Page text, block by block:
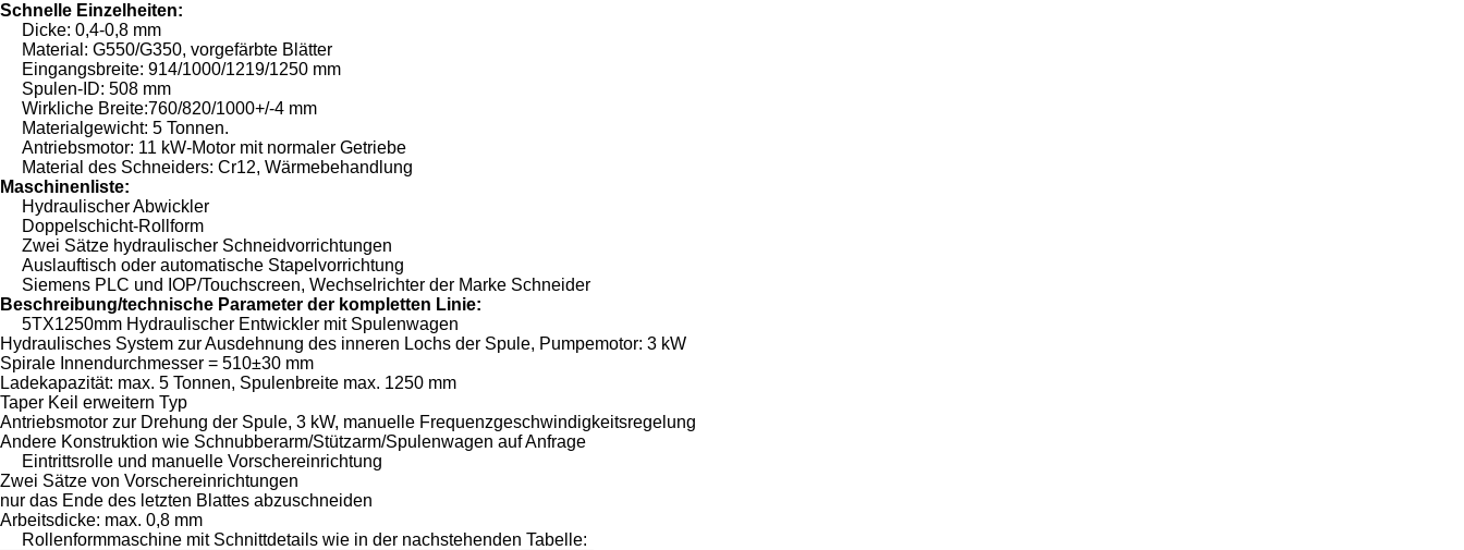
Schnelle Einzelheiten:
Dicke: 0,4-0,8 mm
Material: G550/G350, vorgefärbte Blätter
Eingangsbreite: 914/1000/1219/1250 mm
Spulen-ID: 508 mm
Wirkliche Breite:760/820/1000+/-4 mm
Materialgewicht: 5 Tonnen.
Antriebsmotor: 11 kW-Motor mit normaler Getriebe
Material des Schneiders: Cr12, Wärmebehandlung
Maschinenliste:
Hydraulischer Abwickler
Doppelschicht-Rollform
Zwei Sätze hydraulischer Schneidvorrichtungen
Auslauftisch oder automatische Stapelvorrichtung
Siemens PLC und IOP/Touchscreen, Wechselrichter der Marke Schneider
Beschreibung/technische Parameter der kompletten Linie:
5TX1250mm Hydraulischer Entwickler mit Spulenwagen
Hydraulisches System zur Ausdehnung des inneren Lochs der Spule, Pumpemotor: 3 kW
Spirale Innendurchmesser = 510±30 mm
Ladekapazität: max. 5 Tonnen, Spulenbreite max. 1250 mm
Taper Keil erweitern Typ
Antriebsmotor zur Drehung der Spule, 3 kW, manuelle Frequenzgeschwindigkeitsregelung
Andere Konstruktion wie Schnubberarm/Stützarm/Spulenwagen auf Anfrage
Eintrittsrolle und manuelle Vorschereinrichtung
Zwei Sätze von Vorschereinrichtungen
nur das Ende des letzten Blattes abzuschneiden
Arbeitsdicke: max. 0,8 mm
Rollenformmaschine mit Schnittdetails wie in der nachstehenden Tabelle: